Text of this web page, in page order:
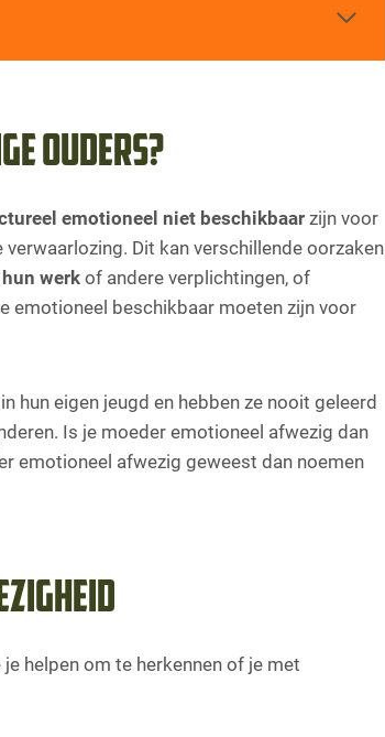
is om het te helen!
ouders?
emotioneel niet beschikbaarzijn voor
Dit kan verschillende oorzaken
werkof andere verplichtingen, of
emotioneel beschikbaar moeten zijn voor
hun eigen jeugd en hebben ze nooit geleerd
Is je moeder emotioneel afwezig dan
emotioneel afwezig geweest dan noemen
helpen om te herkennen of je met